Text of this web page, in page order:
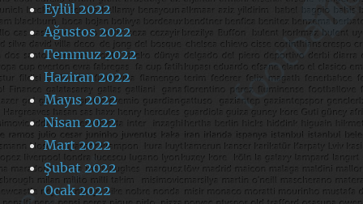
Eylül 2022
Ağustos 2022
Temmuz 2022
Haziran 2022
Mayıs 2022
Nisan 2022
Mart 2022
Şubat 2022
Ocak 2022